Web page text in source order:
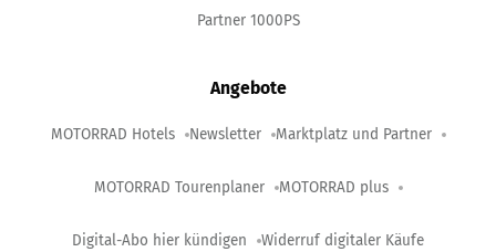
Partner 1000PS
Angebote
MOTORRAD Hotels Newsletter Marktplatz und Partner
MOTORRAD Tourenplaner MOTORRAD plus
Digital-Abo hier kündigen Widerruf digitaler Käufe